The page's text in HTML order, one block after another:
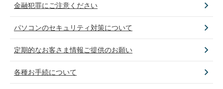
金融犯罪にご注意ください
パソコンのセキュリティ対策について
定期的なお客さま情報ご提供のお願い
各種お手続について